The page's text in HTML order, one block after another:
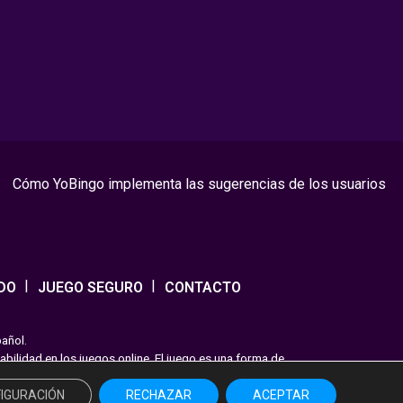
Cómo YoBingo implementa las sugerencias de los usuarios
JUEGO SEGURO CONTACTO
en los juegos online. El juego es una forma de
las pautas recomendadas para el juego responsable.
ACEPTAR
RECHAZAR